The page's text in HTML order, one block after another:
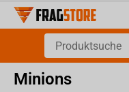
Minions